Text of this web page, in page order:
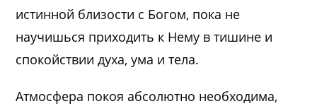
истинной близости с Богом, пока не
научишься приходить к Нему в тишине и
спокойствии духа, ума и тела.
Атмосфера покоя абсолютно необходима,